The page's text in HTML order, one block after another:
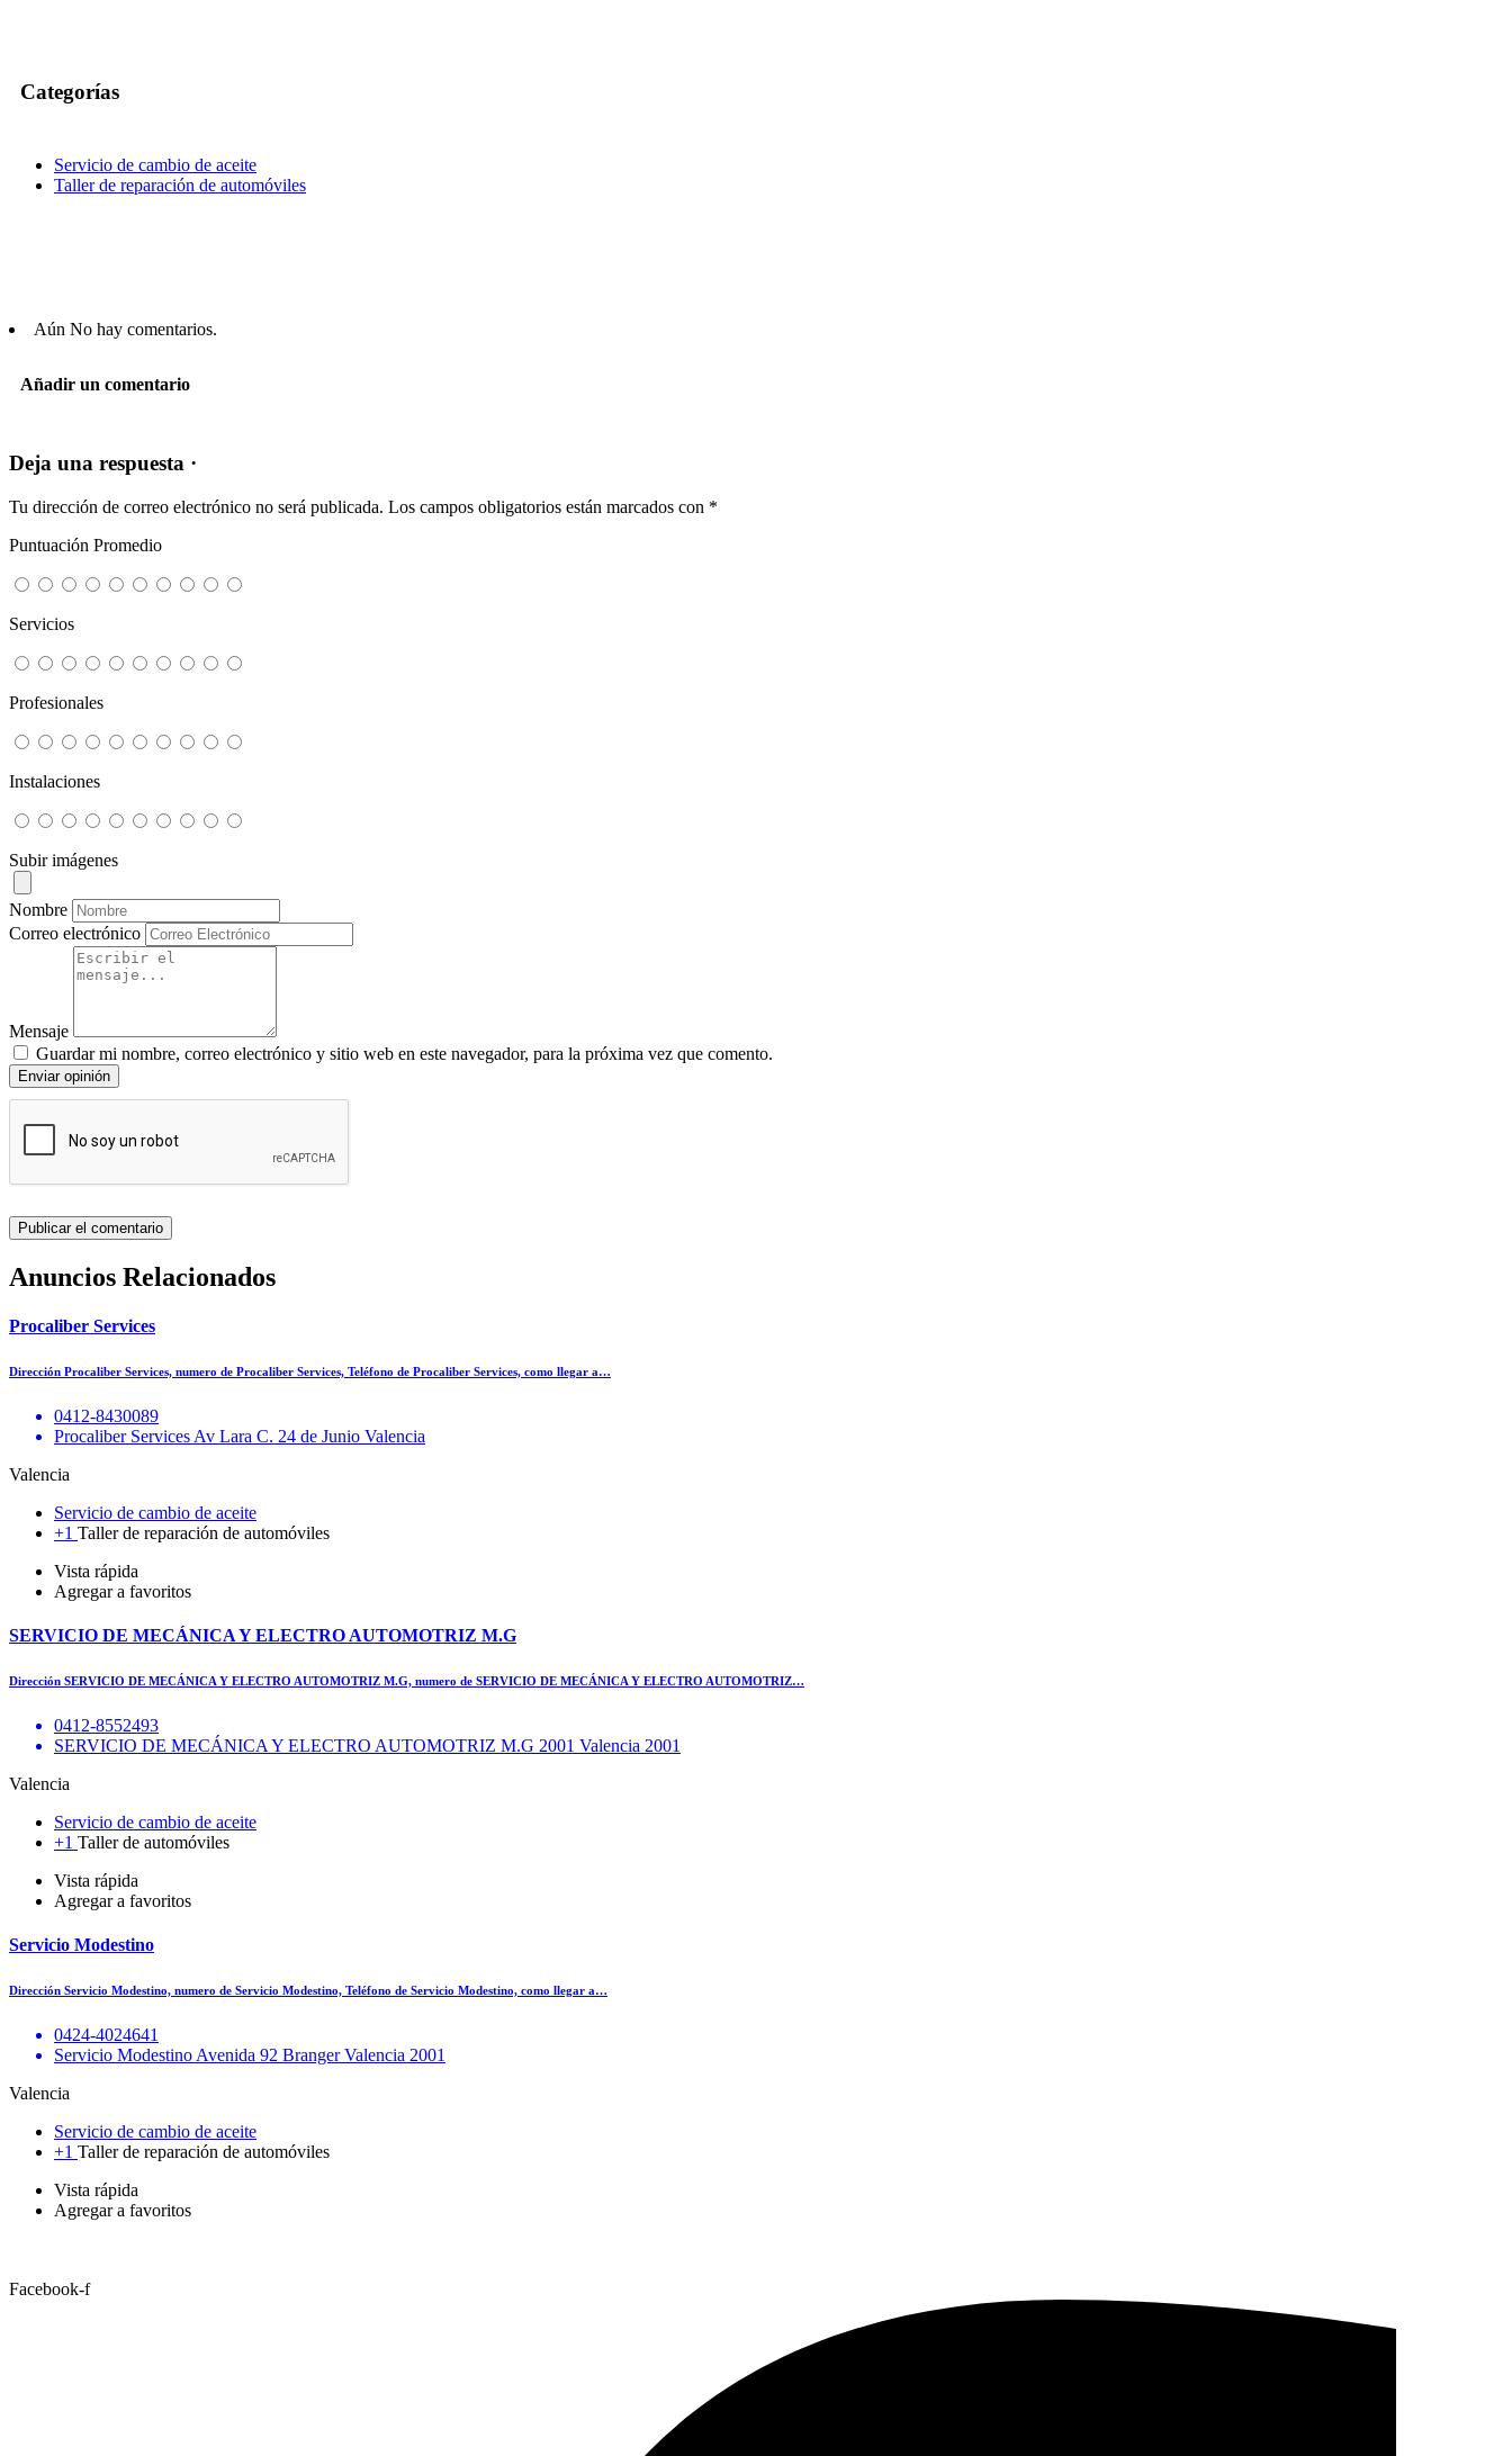
Categorías
Servicio de cambio de aceite
Taller de reparación de automóviles
Aún No hay comentarios.
Añadir un comentario
Deja una respuesta ·
Tu dirección de correo electrónico no será publicada. Los campos obligatorios están marcados con *
Puntuación Promedio
Servicios
Profesionales
Instalaciones
Subir imágenes
Nombre
Correo electrónico
Mensaje
Guardar mi nombre, correo electrónico y sitio web en este navegador, para la próxima vez que comento.
Enviar opinión
Anuncios Relacionados
Procaliber Services
Dirección Procaliber Services, numero de Procaliber Services, Teléfono de Procaliber Services, como llegar a…
0412-8430089
Procaliber Services Av Lara C. 24 de Junio Valencia
Valencia
Servicio de cambio de aceite
+1 Taller de reparación de automóviles
Vista rápida
Agregar a favoritos
SERVICIO DE MECÁNICA Y ELECTRO AUTOMOTRIZ M.G
Dirección SERVICIO DE MECÁNICA Y ELECTRO AUTOMOTRIZ M.G, numero de SERVICIO DE MECÁNICA Y ELECTRO AUTOMOTRIZ…
0412-8552493
SERVICIO DE MECÁNICA Y ELECTRO AUTOMOTRIZ M.G 2001 Valencia 2001
Valencia
Servicio de cambio de aceite
+1 Taller de automóviles
Vista rápida
Agregar a favoritos
Servicio Modestino
Dirección Servicio Modestino, numero de Servicio Modestino, Teléfono de Servicio Modestino, como llegar a…
0424-4024641
Servicio Modestino Avenida 92 Branger Valencia 2001
Valencia
Servicio de cambio de aceite
+1 Taller de reparación de automóviles
Vista rápida
Agregar a favoritos
Facebook-f